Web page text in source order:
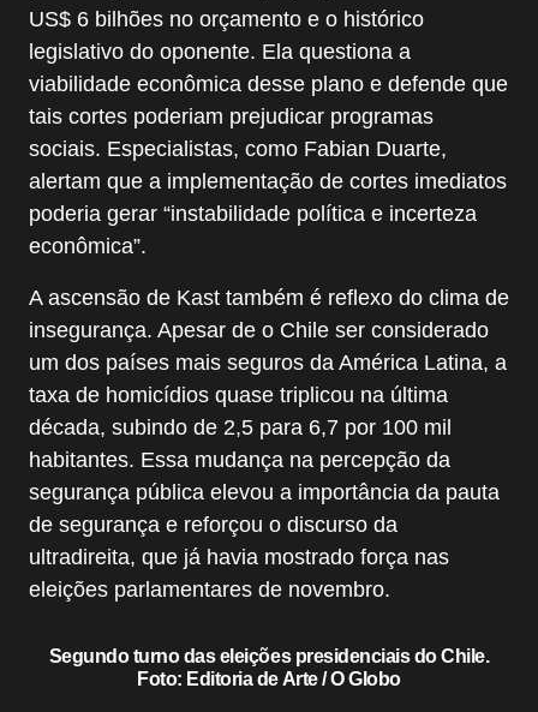
US$ 6 bilhões no orçamento e o histórico
legislativo do oponente. Ela questiona a
viabilidade econômica desse plano e defende que
tais cortes poderiam prejudicar programas
sociais. Especialistas, como Fabian Duarte,
alertam que a implementação de cortes imediatos
poderia gerar “instabilidade política e incerteza
econômica”.
A ascensão de Kast também é reflexo do clima de
insegurança. Apesar de o Chile ser considerado
um dos países mais seguros da América Latina, a
taxa de homicídios quase triplicou na última
década, subindo de 2,5 para 6,7 por 100 mil
habitantes. Essa mudança na percepção da
segurança pública elevou a importância da pauta
de segurança e reforçou o discurso da
ultradireita, que já havia mostrado força nas
eleições parlamentares de novembro.
Segundo turno das eleições presidenciais do Chile.
Foto: Editoria de Arte / O Globo